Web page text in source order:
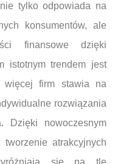
tylko odpowiada na
konsumentów, ale
finansowe dzięki
istotnym trendem jest
więcej firm stawia na
rozwiązania
Dzięki nowoczesnym
atrakcyjnych